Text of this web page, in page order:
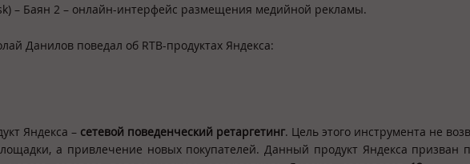
– Баян 2 – онлайн-интерфейс размещения медийной рекламы.
Данилов поведал об RTB-продуктах Яндекса:
Яндекса – сетевой поведенческий ретаргетинг. Цель этого инструмента не
а привлечение новых покупателей. Данный продукт Яндекса призван